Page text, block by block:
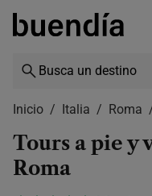
Skip
content
Inicio Italia Roma
Tours a pie y
Roma